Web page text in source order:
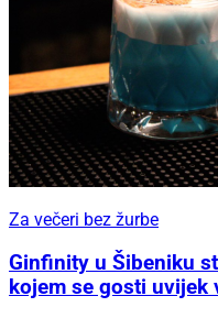
Za večeri bez žurbe
Ginfinity u Šibeniku
kojem se gosti uvijek